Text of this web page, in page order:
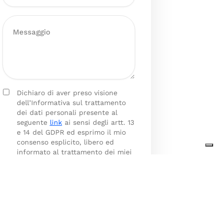
Dichiaro di aver preso visione
dell’Informativa sul trattamento
dei dati personali presente al
seguente linkai sensi degli artt. 13
e 14 del GDPR ed esprimo il mio
consenso esplicito, libero ed
informato al trattamento dei miei